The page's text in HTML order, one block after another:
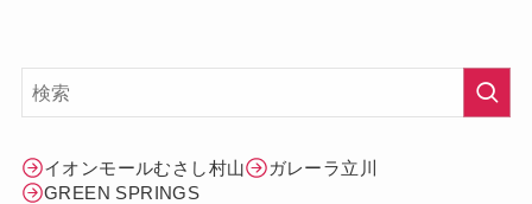
イオンモールむさし村山
ガレーラ立川
GREEN SPRINGS